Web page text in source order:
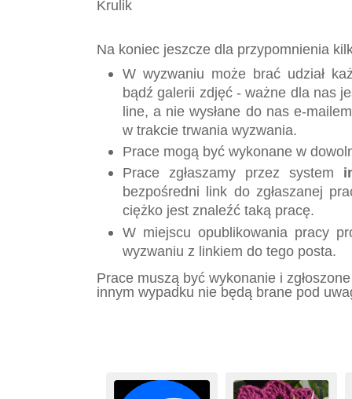
Krulik
Na koniec jeszcze dla przypomnienia
W wyzwaniu może brać udział
bądź galerii zdjęć - ważne dla nas
line, a nie wysłane do nas e-
w trakcie trwania wyzwania.
Prace mogą być wykonane w
Prace zgłaszamy przez system
bezpośredni link do zgłaszanej
ciężko jest znaleźć taką pracę.
W miejscu opublikowania pracy
wyzwaniu z linkiem do tego posta.
Prace muszą być wykonanie i
innym wypadku nie będą brane pod